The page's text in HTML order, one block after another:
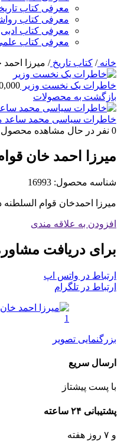
معرفی کتاب
معرفی کتاب
معرفی کتاب ادبی
معرفی کتاب
خانه/ کتاب تاریخ/ میرزا
خاطرات یک نخست وزیر
بازگشت به محصولات
خاطرات سیاسی محمد ساعد
0 نفر در حال مشاهده محصول
میرزا احمد خان
شناسه محصول: 16993
میرزا احمدخان قوام السلطنه
افزودن به علاقه مندی
برای دریافت
ارتباط در واتس اپ
ارتباط در تلگرام
بزرگنمایی تصویر
ارسال سریع
با پست پیشتاز
پشتیبانی ۲۴ ساعته
و ۷ روز هفته